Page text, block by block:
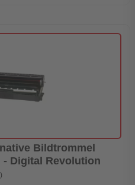
Bildtrommel
- Digital Revolution